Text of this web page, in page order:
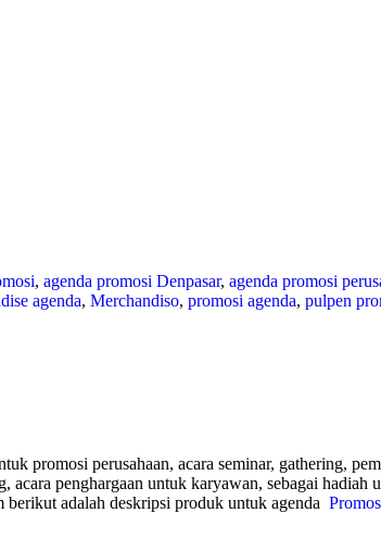
, agenda promosi Denpasar, agenda promosi
agenda, Merchandiso, promosi agenda, pulpen
promosi perusahaan, acara seminar, gathering,
acara penghargaan untuk karyawan, sebagai hadiah
adalah deskripsi produk untuk agenda